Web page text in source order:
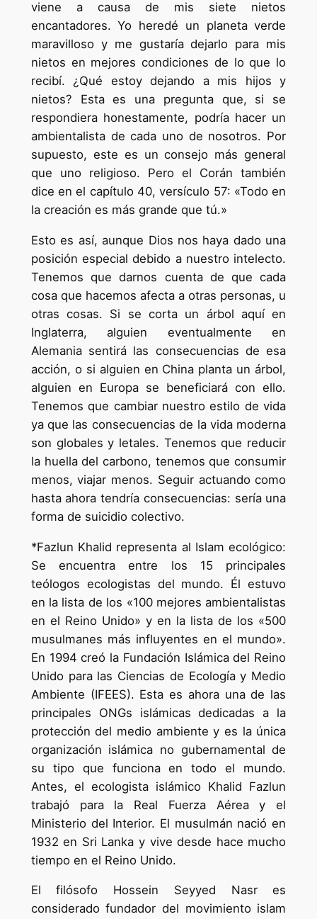
viene a causa de mis siete nietos
encantadores. Yo heredé un planeta verde
maravilloso y me gustaría dejarlo para mis
nietos en mejores condiciones de lo que lo
recibí. ¿Qué estoy dejando a mis hijos y
nietos? Esta es una pregunta que, si se
respondiera honestamente, podría hacer un
ambientalista de cada uno de nosotros. Por
supuesto, este es un consejo más general
que uno religioso. Pero el Corán también
dice en el capítulo 40, versículo 57: «Todo en
la creación es más grande que tú.»
Esto es así, aunque Dios nos haya dado una
posición especial debido a nuestro intelecto.
Tenemos que darnos cuenta de que cada
cosa que hacemos afecta a otras personas, u
otras cosas. Si se corta un árbol aquí en
Inglaterra, alguien eventualmente en
Alemania sentirá las consecuencias de esa
acción, o si alguien en China planta un árbol,
alguien en Europa se beneficiará con ello.
Tenemos que cambiar nuestro estilo de vida
ya que las consecuencias de la vida moderna
son globales y letales. Tenemos que reducir
la huella del carbono, tenemos que consumir
menos, viajar menos. Seguir actuando como
hasta ahora tendría consecuencias: sería una
forma de suicidio colectivo.
*Fazlun Khalid representa al Islam ecológico:
Se encuentra entre los 15 principales
teólogos ecologistas del mundo. Él estuvo
en la lista de los «100 mejores ambientalistas
en el Reino Unido» y en la lista de los «500
musulmanes más influyentes en el mundo».
En 1994 creó la Fundación Islámica del Reino
Unido para las Ciencias de Ecología y Medio
Ambiente (IFEES). Esta es ahora una de las
principales ONGs islámicas dedicadas a la
protección del medio ambiente y es la única
organización islámica no gubernamental de
su tipo que funciona en todo el mundo.
Antes, el ecologista islámico Khalid Fazlun
trabajó para la Real Fuerza Aérea y el
Ministerio del Interior. El musulmán nació en
1932 en Sri Lanka y vive desde hace mucho
tiempo en el Reino Unido.
El filósofo Hossein Seyyed Nasr es
considerado fundador del movimiento islam